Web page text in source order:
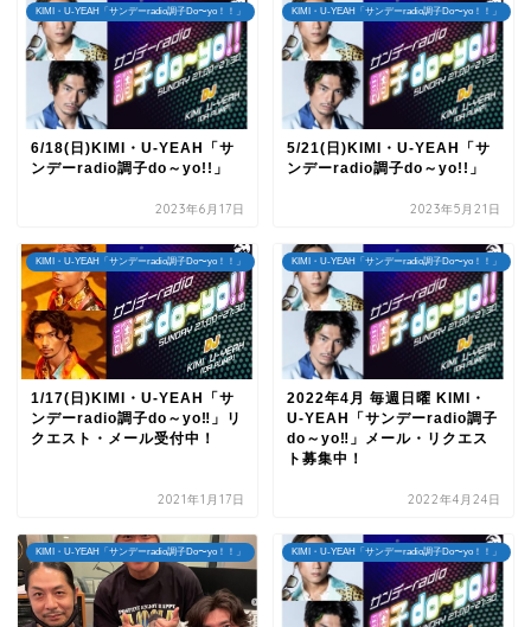
KIMI・U-YEAH「サンデーradio調子Do〜yo！！」
6/18(日)KIMI・U-YEAH「サ
ンデーradio調子do～yo!!」
2023年6月17日
KIMI・U-YEAH「サンデーradio調子Do〜yo！！」
5/21(日)KIMI・U-YEAH「サ
ンデーradio調子do～yo!!」
2023年5月21日
KIMI・U-YEAH「サンデーradio調子Do〜yo！！」
1/17(日)KIMI・U-YEAH「サ
ンデーradio調子do～yo‼」リ
クエスト・メール受付中！
2021年1月17日
KIMI・U-YEAH「サンデーradio調子Do〜yo！！」
2022年4月 毎週日曜 KIMI・
U-YEAH「サンデーradio調子
do～yo‼」メール・リクエス
ト募集中！
2022年4月24日
KIMI・U-YEAH「サンデーradio調子Do〜yo！！」 KIMI・U-YEAH「サンデーradio調子Do〜yo！！」